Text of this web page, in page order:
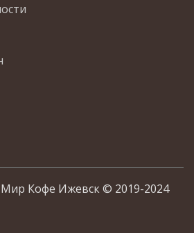
Кофе Ижевск © 2019-2024